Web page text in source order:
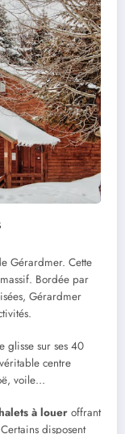
Gérardmer. Cette
Bordée par
Gérardmer
glisse sur ses 40
centre
voile…
à louer offrant
disposent